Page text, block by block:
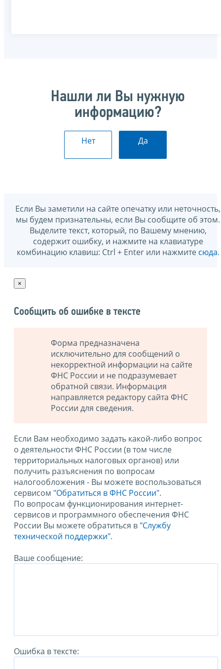
Нашли ли Вы нужную
информацию?
Нет Да
Если Вы заметили на сайте опечатку или неточность,
мы будем признательны, если Вы сообщите об этом.
Выделите текст, который, по Вашему мнению,
содержит ошибку, и нажмите на клавиатуре
комбинацию клавиш: Ctrl + Enter или нажмите сюда.
×
Сообщить об ошибке в тексте
Форма предназначена
исключительно для сообщений о
некорректной информации на сайте
ФНС России и не подразумевает
обратной связи. Информация
направляется редактору сайта ФНС
России для сведения.
Если Вам необходимо задать какой-либо вопрос
о деятельности ФНС России (в том числе
территориальных налоговых органов) или
получить разъяснения по вопросам
налогообложения - Вы можете воспользоваться
сервисом "Обратиться в ФНС России".
По вопросам функционирования интернет-
сервисов и программного обеспечения ФНС
России Вы можете обратиться в "Службу
технической поддержки".
Ваше сообщение:
Ошибка в тексте: